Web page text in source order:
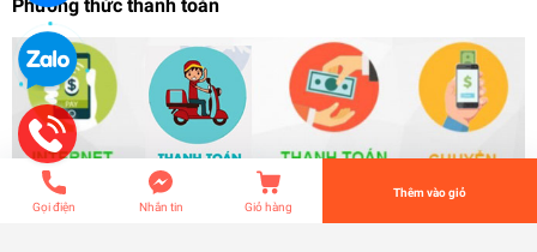
Phương thức thanh toánHộp mica trưng bầy mô hình kèm dàn led PG MG
HG RG 21.5x21x35 Model Display box VT model
398.000₫
undefined
Tiến Hành Thanh Toán
Gọi điện Nhắn tin Giỏ hàng
Thêm vào giỏ